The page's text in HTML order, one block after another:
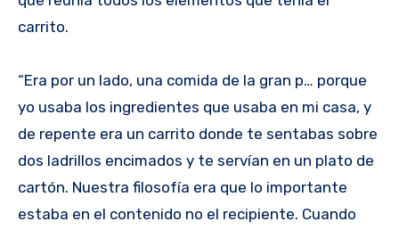
carrito.
“Era por un lado, una comida de la gran p… porque
yo usaba los ingredientes que usaba en mi casa, y
de repente era un carrito donde te sentabas sobre
dos ladrillos encimados y te servían en un plato de
cartón. Nuestra filosofía era que lo importante
estaba en el contenido no el recipiente. Cuando